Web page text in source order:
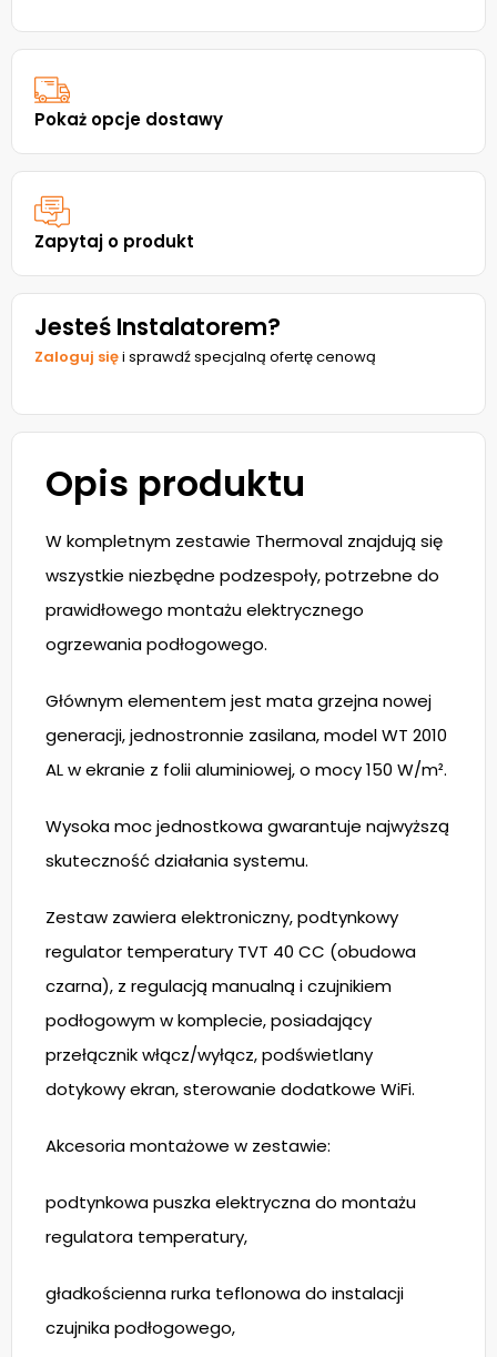
Pokaż opcje dostawy
Zapytaj o produkt
Jesteś Instalatorem?
Zaloguj sięi sprawdź specjalną ofertę cenową
Opis produktu
W kompletnym zestawie Thermoval znajdują się
wszystkie niezbędne podzespoły, potrzebne do
prawidłowego montażu elektrycznego
ogrzewania podłogowego.
Głównym elementem jest mata grzejna nowej
generacji, jednostronnie zasilana, model WT 2010
AL w ekranie z folii aluminiowej, o mocy 150 W/m².
Wysoka moc jednostkowa gwarantuje najwyższą
skuteczność działania systemu.
Zestaw zawiera elektroniczny, podtynkowy
regulator temperatury TVT 40 CC (obudowa
czarna), z regulacją manualną i czujnikiem
podłogowym w komplecie, posiadający
przełącznik włącz/wyłącz, podświetlany
dotykowy ekran, sterowanie dodatkowe WiFi.
Akcesoria montażowe w zestawie:
podtynkowa puszka elektryczna do montażu
regulatora temperatury,
gładkościenna rurka teflonowa do instalacji
czujnika podłogowego,